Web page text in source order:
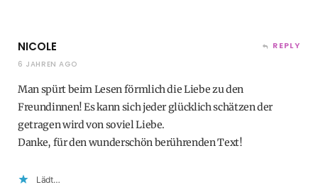
NICOLE
6 JAHREN AGO
REPLY
Man spürt beim Lesen förmlich die Liebe zu den
Freundinnen! Es kann sich jeder glücklich schätzen der
getragen wird von soviel Liebe.
Danke, für den wunderschön berührenden Text!
Lädt…